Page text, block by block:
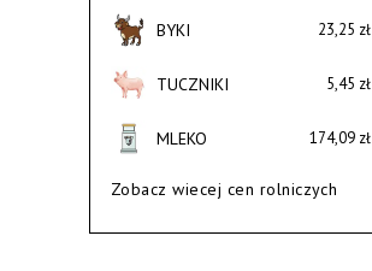
BYKI 23,25 zł
TUCZNIKI 5,45 zł
MLEKO 174,09 zł
Zobacz wiecej cen rolniczych